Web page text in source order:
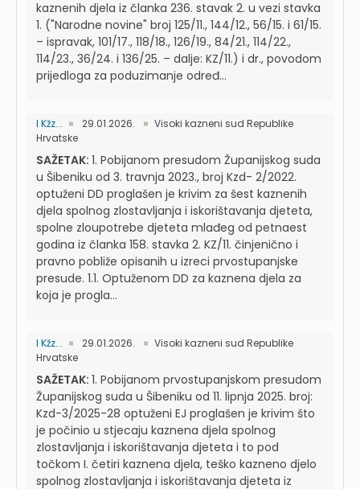
kaznenih djela iz članka 236. stavak 2. u vezi stavka
1. ("Narodne novine" broj 125/11., 144/12., 56/15. i 61/15.
– ispravak, 101/17., 118/18., 126/19., 84/21., 114/22.,
114/23., 36/24. i 136/25. – dalje: KZ/11.) i dr., povodom
prijedloga za poduzimanje određ...
I Kžz... 29.01.2026.
Visoki kazneni sud Republike
Hrvatske
SAŽETAK: 1. Pobijanom presudom Županijskog suda
u Šibeniku od 3. travnja 2023., broj Kzd- 2/2022.
optuženi DD proglašen je krivim za šest kaznenih
djela spolnog zlostavljanja i iskorištavanja djeteta,
spolne zloupotrebe djeteta mlađeg od petnaest
godina iz članka 158. stavka 2. KZ/11. činjenično i
pravno pobliže opisanih u izreci prvostupanjske
presude. 1.1. Optuženom DD za kaznena djela za
koja je progla...
I Kžz... 29.01.2026.
Visoki kazneni sud Republike
Hrvatske
SAŽETAK: 1. Pobijanom prvostupanjskom presudom
Županijskog suda u Šibeniku od 11. lipnja 2025. broj:
Kzd-3/2025-28 optuženi EJ proglašen je krivim što
je počinio u stjecaju kaznena djela spolnog
zlostavljanja i iskorištavanja djeteta i to pod
točkom I. četiri kaznena djela, teško kazneno djelo
spolnog zlostavljanja i iskorištavanja djeteta iz